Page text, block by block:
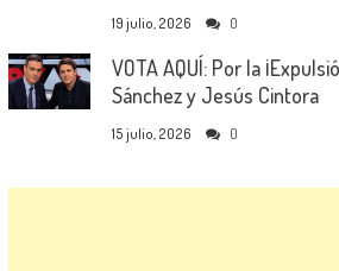
19 julio, 2026 0
VOTA AQUÍ: Por la
Sánchez y Jesús Cintora
15 julio, 2026 0